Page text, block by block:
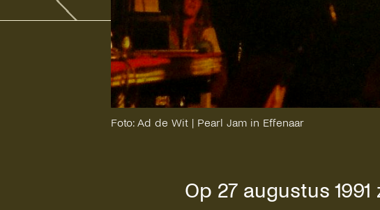
Foto: Ad de Wit | Pearl Jam in Effenaar
Op 27 augustus